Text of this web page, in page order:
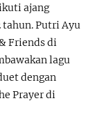
ajang
tahun. Putri Ayu
Friends di
lagu
dengan
Prayer di